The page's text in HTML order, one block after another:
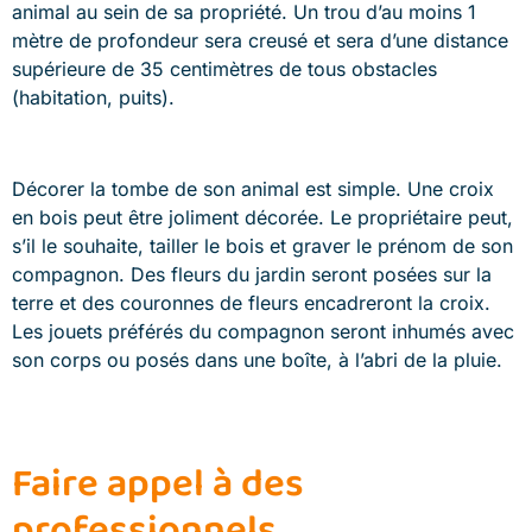
animal au sein de sa propriété. Un trou d’au moins 1
mètre de profondeur sera creusé et sera d’une distance
supérieure de 35 centimètres de tous obstacles
(habitation, puits).
Décorer la tombe de son animal est simple. Une croix
en bois peut être joliment décorée. Le propriétaire peut,
s’il le souhaite, tailler le bois et graver le prénom de son
compagnon. Des fleurs du jardin seront posées sur la
terre et des couronnes de fleurs encadreront la croix.
Les jouets préférés du compagnon seront inhumés avec
son corps ou posés dans une boîte, à l’abri de la pluie.
Faire appel à des